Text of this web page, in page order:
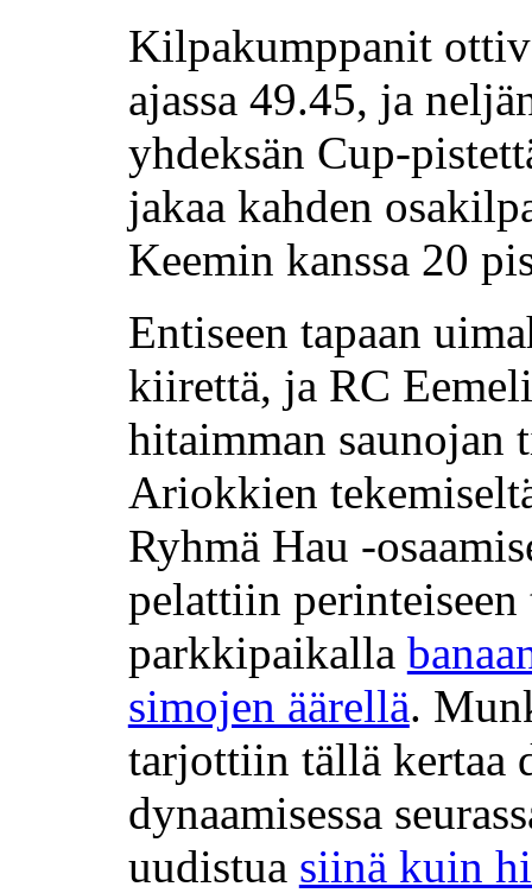
Kilpakumppanit
ajassa 49.45, ja
yhdeksän Cup-
jakaa kahden
Keemin kanssa 20
Entiseen tapaan
kiirettä, ja RC
hitaimman saunojan
Ariokkien
Ryhmä Hau -
pelattiin
parkkipaikalla
simojen äärellä.
tarjottiin tällä kertaa
dynaamisessa
uudistua siinä kuin